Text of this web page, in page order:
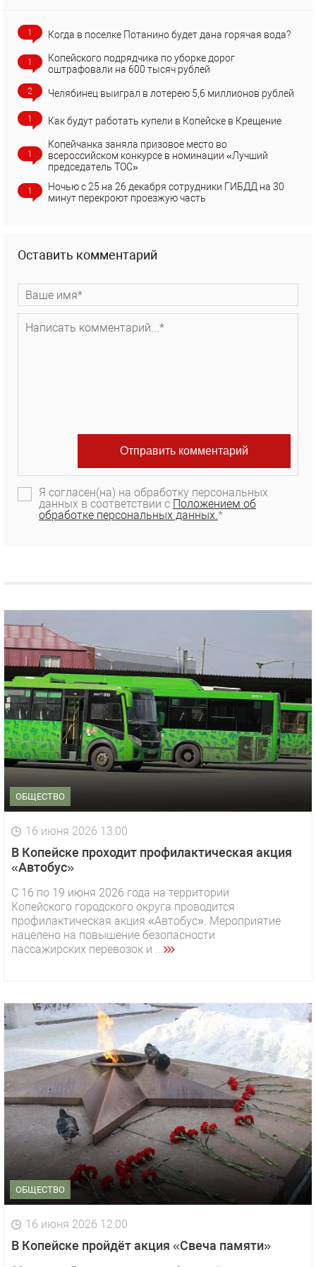
1 Когда в поселке Потанино будет дана горячая вода?
1
Копейского подрядчика по уборке дорог
оштрафовали на 600 тысяч рублей
2 Челябинец выиграл в лотерею 5,6 миллионов рублей
1 Как будут работать купели в Копейске в Крещение
1
Копейчанка заняла призовое место во
всероссийском конкурсе в номинации «Лучший
председатель ТОС»
1
Ночью с 25 на 26 декабря сотрудники ГИБДД на 30
минут перекроют проезжую часть
Оставить комментарий
Я согласен(на) на обработку персональных
данных в соответствии с Положением об
обработке персональных данных.*
ОБЩЕСТВО
16 июня 2026 13:00
В Копейске проходит профилактическая акция
«Автобус»
С 16 по 19 июня 2026 года на территории
Копейского городского округа проводится
профилактическая акция «Автобус». Мероприятие
нацелено на повышение безопасности
пассажирских перевозок и ...
ОБЩЕСТВО
16 июня 2026 12:00
В Копейске пройдёт акция «Свеча памяти»